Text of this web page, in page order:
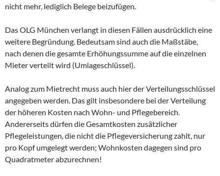
nicht mehr, lediglich Belege beizufügen.
Das OLG München verlangt in diesen Fällen ausdrücklich eine
weitere Begründung. Bedeutsam sind auch die Maßstäbe,
nach denen die gesamte Erhöhungssumme auf die einzelnen
Mieter verteilt wird (Umlageschlüssel).
Analog zum Mietrecht muss auch hier der Verteilungsschlüssel
angegeben werden. Das gilt insbesondere bei der Verteilung
der höheren Kosten nach Wohn- und Pflegebereich.
Andererseits dürfen die Gesamtkosten zusätzlicher
Pflegeleistungen, die nicht die Pflegeversicherung zahlt, nur
pro Kopf umgelegt werden; Wohnkosten dagegen sind pro
Quadratmeter abzurechnen!